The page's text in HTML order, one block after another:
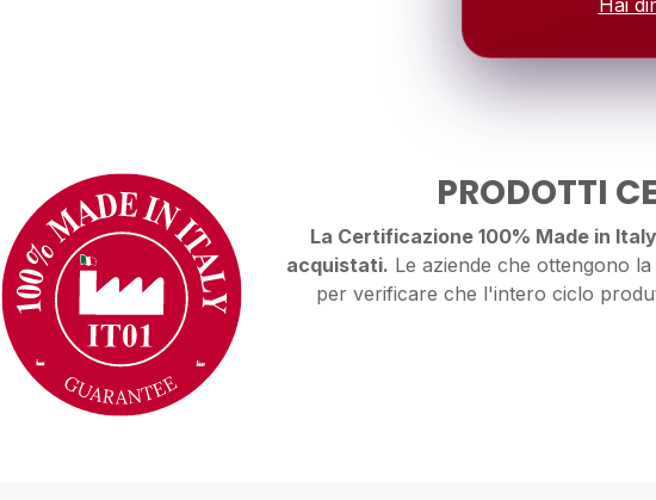
Hai
PRODOTTI
La Certificazione 100% Made in
acquistati. Le aziende che ottengono
per verificare che l'intero ciclo